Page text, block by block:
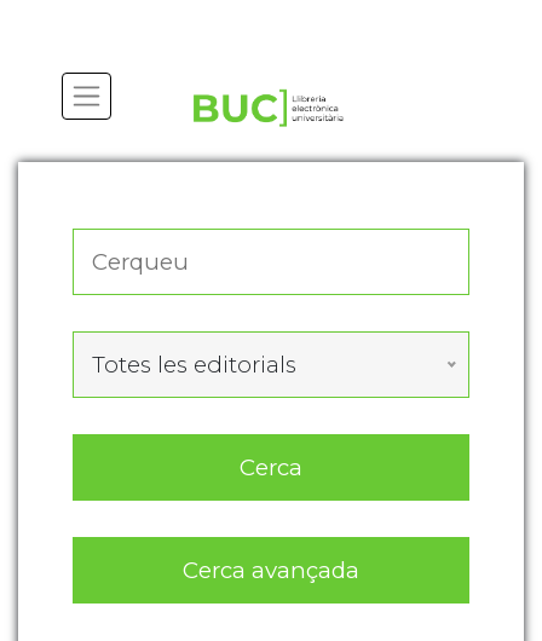
Totes les editorials
Cerca
Cerca avançada